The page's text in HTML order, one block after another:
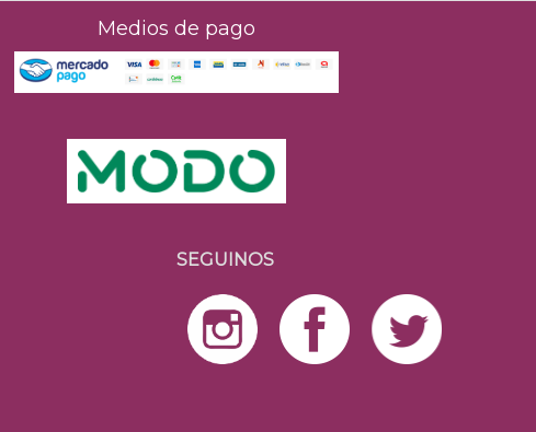
Medios de pago
SEGUINOS